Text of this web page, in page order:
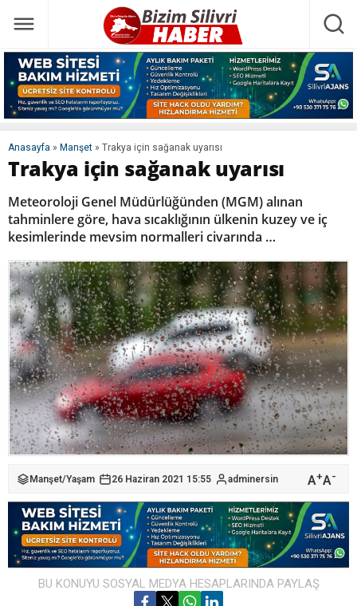
Anasayfa » Manşet » Trakya için sağanak uyarısı
Trakya için sağanak uyarısı
Meteoroloji Genel Müdürlüğünden (MGM) alınan
tahminlere göre, hava sıcaklığının ülkenin kuzey ve iç
kesimlerinde mevsim normalleri civarında …
Manşet/Yaşam 26 Haziran 2021 15:55 adminersin A+A-
BU KONUYU SOSYAL MEDYA HESAPLARINDA PAYLAŞ